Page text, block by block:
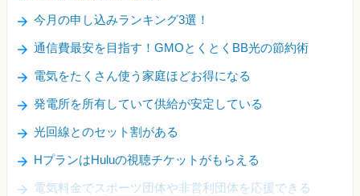
今月の申し込みランキング3選！
通信費最安を目指す！GMOとくとくBB光の節約術
電気をたくさん使う家庭ほどお得になる
発電所を所有していて供給が安定している
光回線とのセット割がある
HプランはHuluの視聴チケットがもらえる
電気料金でスポーツ団体や非営利団体を応援できる